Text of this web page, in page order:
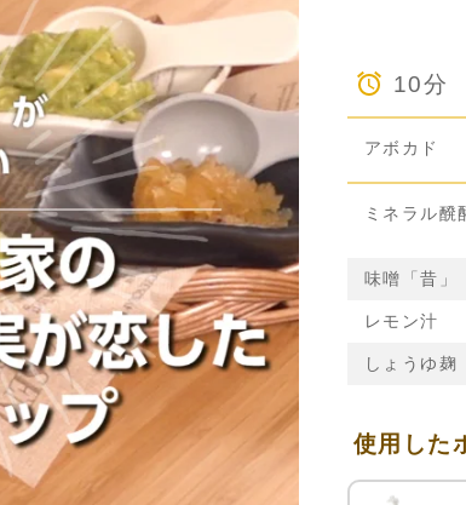
10分
アボカド
ミネラル醗
味噌「昔」
レモン汁
しょうゆ麹
使用した